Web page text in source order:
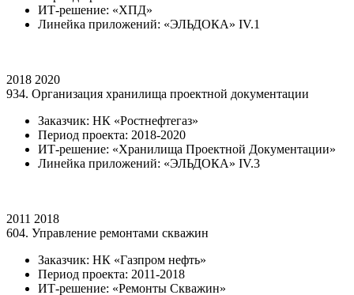
ИТ-решение: «ХПД»
Линейка приложений: «ЭЛЬДОКА» IV.1
2018 2020
934. Организация хранилища проектной документации
Заказчик: НК «Ростнефтегаз»
Период проекта: 2018-2020
ИТ-решение: «Хранилища Проектной Документации»
Линейка приложений: «ЭЛЬДОКА» IV.3
2011 2018
604. Управление ремонтами скважин
Заказчик: НК «Газпром нефть»
Период проекта: 2011-2018
ИТ-решение: «Ремонты Скважин»